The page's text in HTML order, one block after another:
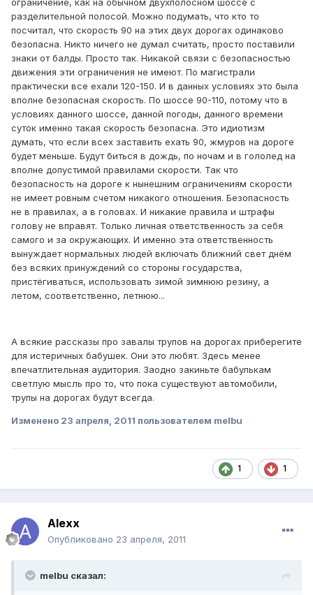
ограничение, как на обычном двухполосном шоссе с
разделительной полосой. Можно подумать, что кто то
посчитал, что скорость 90 на этих двух дорогах одинаково
безопасна. Никто ничего не думал считать, просто поставили
знаки от балды. Просто так. Никакой связи с безопасностью
движения эти ограничения не имеют. По магистрали
практически все ехали 120-150. И в данных условиях это была
вполне безопасная скорость. По шоссе 90-110, потому что в
условиях данного шоссе, данной погоды, данного времени
суток именно такая скорость безопасна. Это идиотизм
думать, что если всех заставить ехать 90, жмуров на дороге
будет меньше. Будут биться в дождь, по ночам и в гололед на
вполне допустимой правилами скорости. Так что
безопасность на дороге к нынешним ограничениям скорости
не имеет ровным счетом никакого отношения. Безопасность
не в правилах, а в головах. И никакие правила и штрафы
голову не вправят. Только личная ответственность за себя
самого и за окружающих. И именно эта ответственность
вынуждает нормальных людей включать ближний свет днём
без всяких принуждений со стороны государства,
пристёгиваться, использовать зимой зимнюю резину, а
летом, соответственно, летнюю...
А всякие рассказы про завалы трупов на дорогах приберегите
для истеричных бабушек. Они это любят. Здесь менее
впечатлительная аудитория. Заодно закиньте бабулькам
светлую мысль про то, что пока существуют автомобили,
трупы на дорогах будут всегда.
Изменено 23 апреля, 2011 пользователем melbu
1 1
Alexx
Опубликовано 23 апреля, 2011
melbu сказал: